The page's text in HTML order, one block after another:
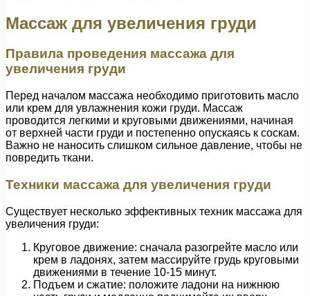
Массаж для увеличения груди
Правила проведения массажа для
увеличения груди
Перед началом массажа необходимо приготовить масло
или крем для увлажнения кожи груди. Массаж
проводится легкими и круговыми движениями, начиная
от верхней части груди и постепенно опускаясь к соскам.
Важно не наносить слишком сильное давление, чтобы не
повредить ткани.
Техники массажа для увеличения груди
Существует несколько эффективных техник массажа для
увеличения груди:
Круговое движение: сначала разогрейте масло или
крем в ладонях, затем массируйте грудь круговыми
движениями в течение 10-15 минут.
Подъем и сжатие: положите ладони на нижнюю